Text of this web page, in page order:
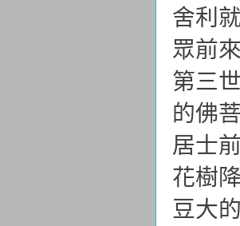
舍利
眾前
第三
的佛
居士
花樹
豆大